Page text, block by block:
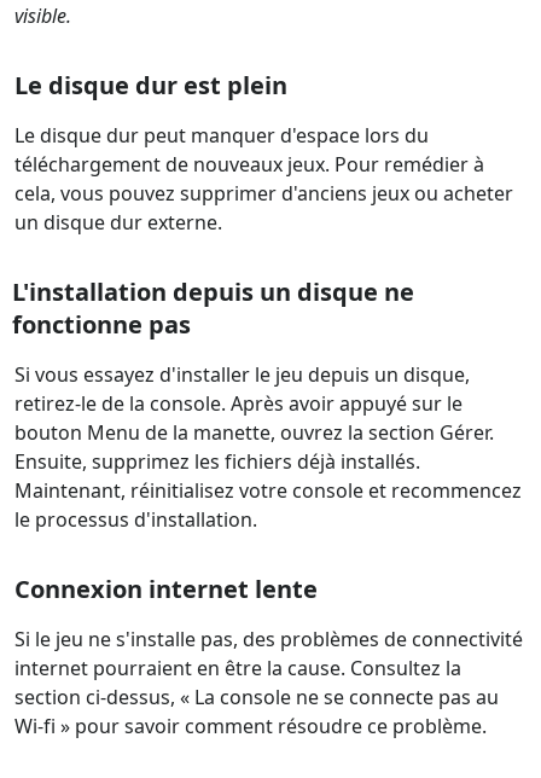
visible.
Le disque dur est plein
Le disque dur peut manquer d'espace lors du
téléchargement de nouveaux jeux. Pour remédier à
cela, vous pouvez supprimer d'anciens jeux ou acheter
un disque dur externe.
L'installation depuis un disque ne
fonctionne pas
Si vous essayez d'installer le jeu depuis un disque,
retirez-le de la console. Après avoir appuyé sur le
bouton Menu de la manette, ouvrez la section Gérer.
Ensuite, supprimez les fichiers déjà installés.
Maintenant, réinitialisez votre console et recommencez
le processus d'installation.
Connexion internet lente
Si le jeu ne s'installe pas, des problèmes de connectivité
internet pourraient en être la cause. Consultez la
section ci-dessus, « La console ne se connecte pas au
Wi-fi » pour savoir comment résoudre ce problème.